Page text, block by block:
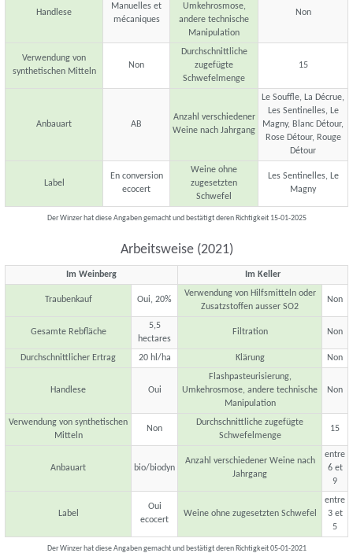
Handlese
Manuelles et
mécaniques
Umkehrosmose,
andere technische
Manipulation
Non
Verwendung von
synthetischen Mitteln
Non
Durchschnittliche
zugefügte
Schwefelmenge
15
Anbauart AB
Anzahl verschiedener
Weine nach Jahrgang
Le Souffle, La Décrue,
Les Sentinelles, Le
Magny, Blanc Détour,
Rose Détour, Rouge
Détour
Label
En conversion
ecocert
Weine ohne
zugesetzten
Schwefel
Les Sentinelles, Le
Magny
Der Winzer hat diese Angaben gemacht und bestätigt deren Richtigkeit 15-01-2025
Arbeitsweise (2021)
Im Weinberg Im Keller
Traubenkauf Oui, 20%
Verwendung von Hilfsmitteln oder
Zusatzstoffen ausser SO2
Non
Gesamte Rebfläche
5,5
hectares
Filtration Non
Durchschnittlicher Ertrag 20 hl/ha Klärung Non
Handlese Oui
Flashpasteurisierung,
Umkehrosmose, andere technische
Manipulation
Non
Verwendung von synthetischen
Mitteln
Non
Durchschnittliche zugefügte
Schwefelmenge
15
Anbauart bio/biodyn
Anzahl verschiedener Weine nach
Jahrgang
entre
6 et
9
Label
Oui
ecocert
Weine ohne zugesetzten Schwefel
entre
3 et
5
Der Winzer hat diese Angaben gemacht und bestätigt deren Richtigkeit 05-01-2021